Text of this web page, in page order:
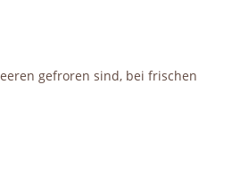
gefroren sind, bei frischen